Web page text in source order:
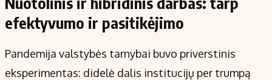
efektyvumo ir pasitikėjimo
Pandemija valstybės tarnybai buvo priverstinis
eksperimentas: didelė dalis institucijų per trumpą